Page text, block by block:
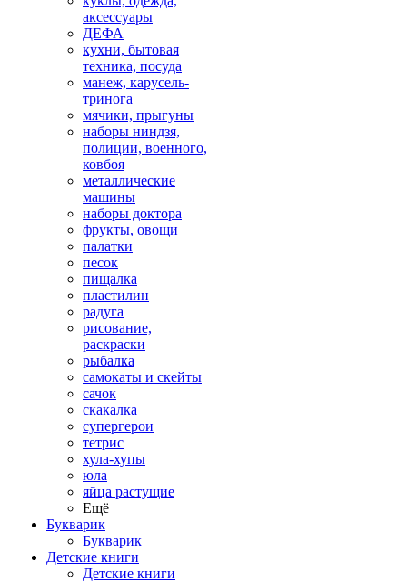
аксессуары
ДЕФА
кухни, бытовая
техника, посуда
манеж, карусель-
тринога
мячики, прыгуны
наборы ниндзя,
полиции, военного,
ковбоя
металлические
машины
наборы доктора
фрукты, овощи
палатки
песок
пищалка
пластилин
радуга
рисование,
раскраски
рыбалка
самокаты и скейты
сачок
скакалка
супергерои
тетрис
хула-хупы
юла
яйца растущие
Ещё
Букварик
Букварик
Детские книги
Детские книги